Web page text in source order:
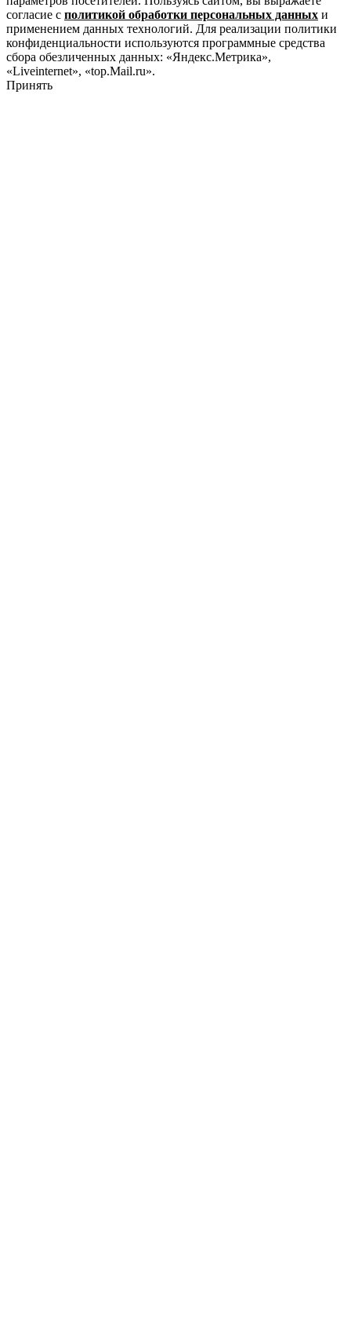
согласие с политикой обработки персональных данных и
применением данных технологий. Для реализации политики
конфиденциальности используются программные средства
сбора обезличенных данных: «Яндекс.Метрика»,
«Liveinternet», «top.Mail.ru».
Принять